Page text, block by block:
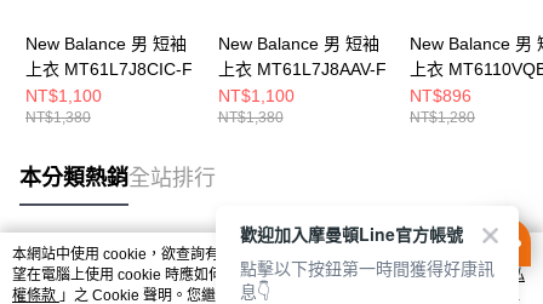
New Balance 男 短袖
上衣 MT61L7J8CIC-F
NT$1,100
NT$1,380
New Balance 男 短袖
上衣 MT61L7J8AAV-F
NT$1,100
NT$1,380
New Balance 男
上衣
NT$896
NT$1,280
本分類熱銷全站排行
熱門標籤
本網站中使用 cookie，欲查詢有關本網站使用 cookie 方式之詳情，及若您不希
望在電腦上使用 cookie 時應如何變更電腦的 cookie 設定，請參閱本網站「
隱私
權條款 」之 Cookie 聲明。您繼續使用本網站即表示您同意本公司得按本網站使
歡迎加入摩曼頓Line官方帳號
點擊以下按鈕第一時間獲得好康訊
息👇